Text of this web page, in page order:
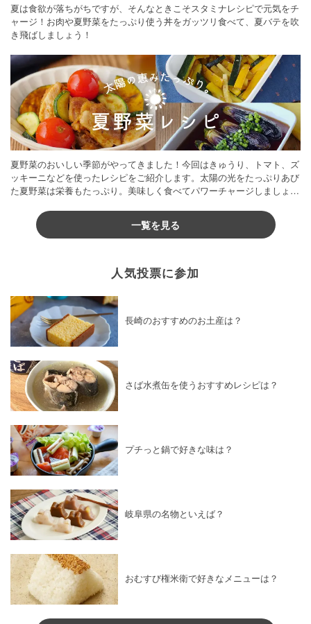
夏は食欲が落ちがちですが、そんなときこそスタミナレシピで元気をチ
ャージ！お肉や夏野菜をたっぷり使う丼をガッツリ食べて、夏バテを吹
き飛ばしましょう！
夏野菜のおいしい季節がやってきました！今回はきゅうり、トマト、ズ
ッキーニなどを使ったレシピをご紹介します。太陽の光をたっぷりあび
た夏野菜は栄養もたっぷり。美味しく食べてパワーチャージしましょう
一覧を見る
人気投票に参加
長崎のおすすめのお土産は？
さば水煮缶を使うおすすめレシピは？
プチっと鍋で好きな味は？
岐阜県の名物といえば？
おむすび権米衛で好きなメニューは？